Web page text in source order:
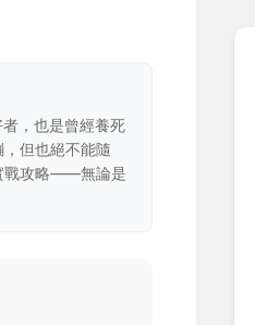
，也是曾經養死
但也絕不能隨
戰攻略——無論是